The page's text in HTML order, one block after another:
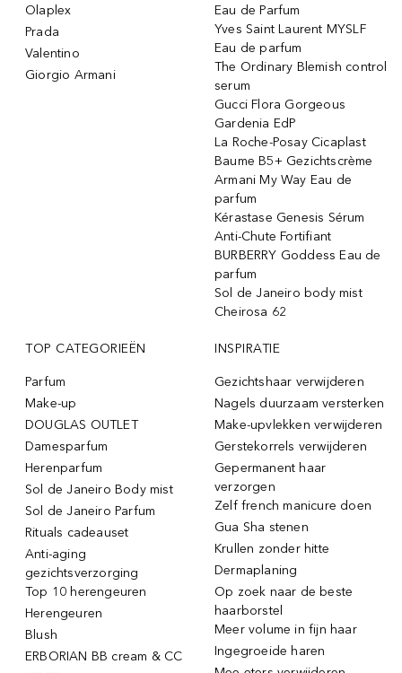
Olaplex
Prada
Valentino
Giorgio Armani
Eau de Parfum
Yves Saint Laurent MYSLF
Eau de parfum
The Ordinary Blemish control
serum
Gucci Flora Gorgeous
Gardenia EdP
La Roche-Posay Cicaplast
Baume B5+ Gezichtscrème
Armani My Way Eau de
parfum
Kérastase Genesis Sérum
Anti-Chute Fortifiant
BURBERRY Goddess Eau de
parfum
Sol de Janeiro body mist
Cheirosa 62
TOP CATEGORIEËN
Parfum
Make-up
DOUGLAS OUTLET
Damesparfum
Herenparfum
Sol de Janeiro Body mist
Sol de Janeiro Parfum
Rituals cadeauset
Anti-aging
gezichtsverzorging
Top 10 herengeuren
Herengeuren
Blush
ERBORIAN BB cream & CC
INSPIRATIE
Gezichtshaar verwijderen
Nagels duurzaam versterken
Make-upvlekken verwijderen
Gerstekorrels verwijderen
Gepermanent haar
verzorgen
Zelf french manicure doen
Gua Sha stenen
Krullen zonder hitte
Dermaplaning
Op zoek naar de beste
haarborstel
Meer volume in fijn haar
Ingegroeide haren